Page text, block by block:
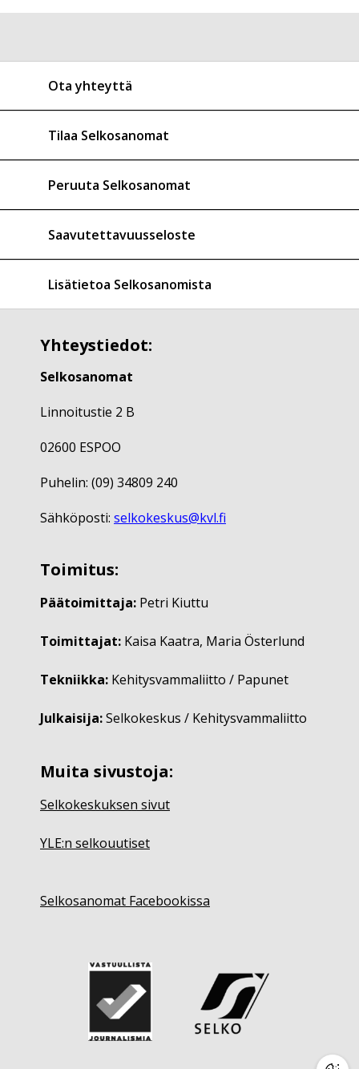
Ota yhteyttä
Tilaa Selkosanomat
Peruuta Selkosanomat
Saavutettavuusseloste
Lisätietoa Selkosanomista
Yhteystiedot:
Selkosanomat
Linnoitustie 2 B
02600 ESPOO
Puhelin: (09) 34809 240
Sähköposti: selkokeskus@kvl.fi
Toimitus:
Päätoimittaja: Petri Kiuttu
Toimittajat: Kaisa Kaatra, Maria Österlund
Tekniikka: Kehitysvammaliitto / Papunet
Julkaisija:Selkokeskus / Kehitysvammaliitto
Muita sivustoja:
Selkokeskuksen sivut
YLE:n selkouutiset
Selkosanomat Facebookissa